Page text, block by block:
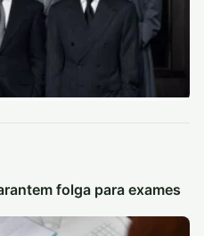
folga para exames